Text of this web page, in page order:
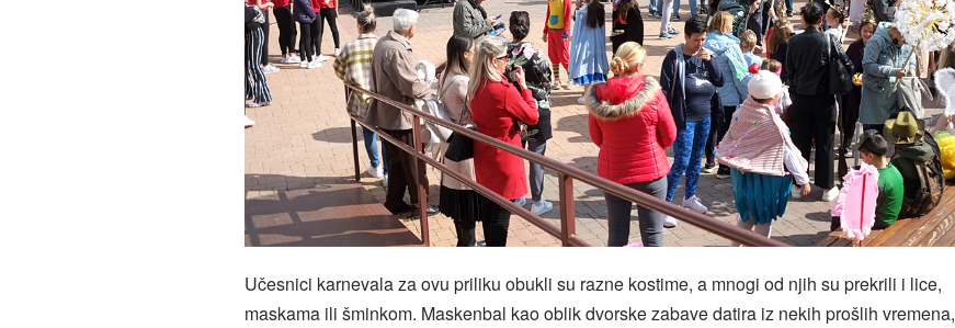
Učesnici karnevala za ovu priliku obukli su razne kostime, a mnogi od njih su prekrili i lice,
maskama ili šminkom. Maskenbal kao oblik dvorske zabave datira iz nekih prošlih vremena,